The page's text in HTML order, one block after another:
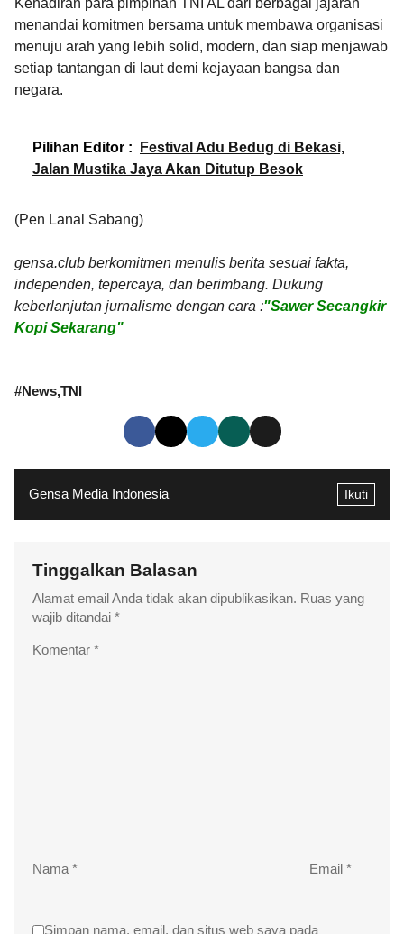
menandai komitmen bersama untuk membawa organisasi
menuju arah yang lebih solid, modern, dan siap menjawab
setiap tantangan di laut demi kejayaan bangsa dan
negara.
Pilihan Editor :
Festival Adu Bedug di Bekasi,
Jalan Mustika Jaya Akan Ditutup Besok
(Pen Lanal Sabang)
gensa.club berkomitmen menulis berita sesuai fakta,
independen, tepercaya, dan berimbang. Dukung
keberlanjutan jurnalisme dengan cara :"Sawer Secangkir
Kopi Sekarang"
#News TNI
Gensa Media Indonesia Ikuti
Tinggalkan Balasan
Alamat email Anda tidak akan dipublikasikan. Ruas yang
wajib ditandai *
Komentar *
Nama * Email *
Simpan nama, email, dan situs web saya pada